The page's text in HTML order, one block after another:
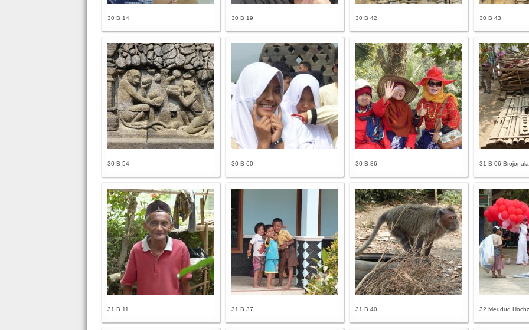
30 B 14 30 B 19 30 B 42 30 B 43
30 B 54 30 B 60 30 B 86 31 B 06
31 B 11 31 B 37 31 B 40 32 Meudud